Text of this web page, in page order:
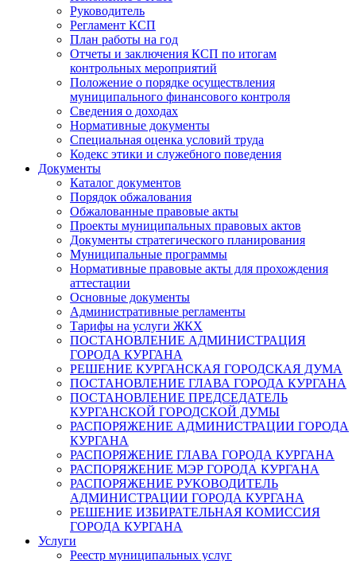
Руководитель
Регламент КСП
План работы на год
Отчеты и заключения КСП по итогам
контрольных мероприятий
Положение о порядке осуществления
муниципального финансового контроля
Сведения о доходах
Нормативные документы
Специальная оценка условий труда
Кодекс этики и служебного поведения
Документы
Каталог документов
Порядок обжалования
Обжалованные правовые акты
Проекты муниципальных правовых актов
Документы стратегического планирования
Муниципальные программы
Нормативные правовые акты для прохождения
аттестации
Основные документы
Административные регламенты
Тарифы на услуги ЖКХ
ПОСТАНОВЛЕНИЕ АДМИНИСТРАЦИЯ
ГОРОДА КУРГАНА
РЕШЕНИЕ КУРГАНСКАЯ ГОРОДСКАЯ ДУМА
ПОСТАНОВЛЕНИЕ ГЛАВА ГОРОДА КУРГАНА
ПОСТАНОВЛЕНИЕ ПРЕДСЕДАТЕЛЬ
КУРГАНСКОЙ ГОРОДСКОЙ ДУМЫ
РАСПОРЯЖЕНИЕ АДМИНИСТРАЦИИ ГОРОДА
КУРГАНА
РАСПОРЯЖЕНИЕ ГЛАВА ГОРОДА КУРГАНА
РАСПОРЯЖЕНИЕ МЭР ГОРОДА КУРГАНА
РАСПОРЯЖЕНИЕ РУКОВОДИТЕЛЬ
АДМИНИСТРАЦИИ ГОРОДА КУРГАНА
РЕШЕНИЕ ИЗБИРАТЕЛЬНАЯ КОМИССИЯ
ГОРОДА КУРГАНА
Услуги
Реестр муниципальных услуг